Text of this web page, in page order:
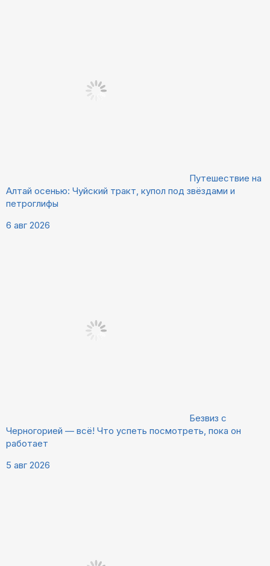
Путешествие на
Алтай осенью: Чуйский тракт, купол под звёздами и
петроглифы
6 авг 2026
Безвиз с
Черногорией — всё! Что успеть посмотреть, пока он
работает
5 авг 2026